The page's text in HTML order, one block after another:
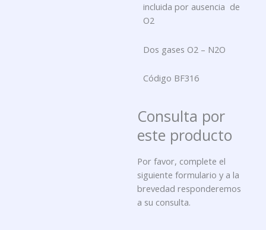
incluida por ausencia de
O2
Dos gases O2 – N2O
Código BF316
Consulta por
este producto
Por favor, complete el
siguiente formulario y a la
brevedad responderemos
a su consulta.